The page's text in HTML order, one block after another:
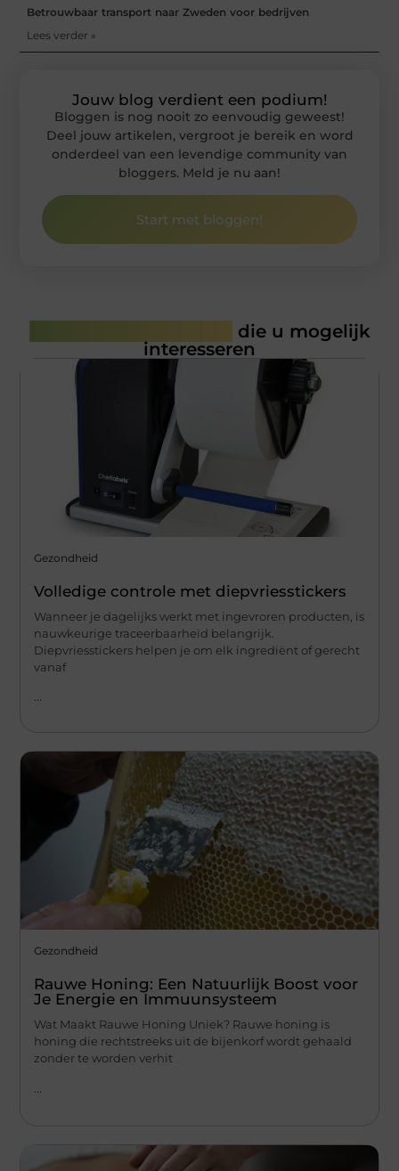
Betrouwbaar transport naar Zweden voor bedrijven
Lees verder »
Jouw blog verdient een podium!
Bloggen is nog nooit zo eenvoudig geweest!
Deel jouw artikelen, vergroot je bereik en word
onderdeel van een levendige community van
bloggers. Meld je nu aan!
Start met bloggen!
die u mogelijk
interesseren
Gezondheid
Volledige controle met diepvriesstickers
Wanneer je dagelijks werkt met ingevroren producten, is
nauwkeurige traceerbaarheid belangrijk.
Diepvriesstickers helpen je om elk ingrediënt of gerecht
vanaf
Gezondheid
Rauwe Honing: Een Natuurlijk Boost voor
Je Energie en Immuunsysteem
Wat Maakt Rauwe Honing Uniek? Rauwe honing is
honing die rechtstreeks uit de bijenkorf wordt gehaald
zonder te worden verhit